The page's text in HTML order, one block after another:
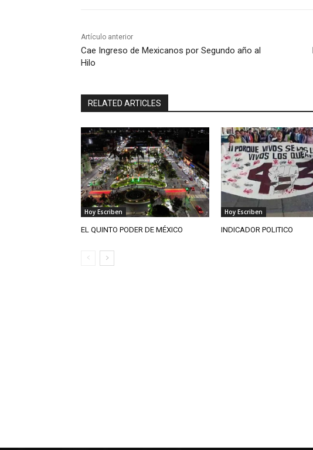
Artículo anterior
Cae Ingreso de Mexicanos por Segundo año al
Hilo
RELATED ARTICLES
Hoy Escriben
EL QUINTO PODER DE MÉXICO
Hoy Escriben
INDICADOR POLITICO